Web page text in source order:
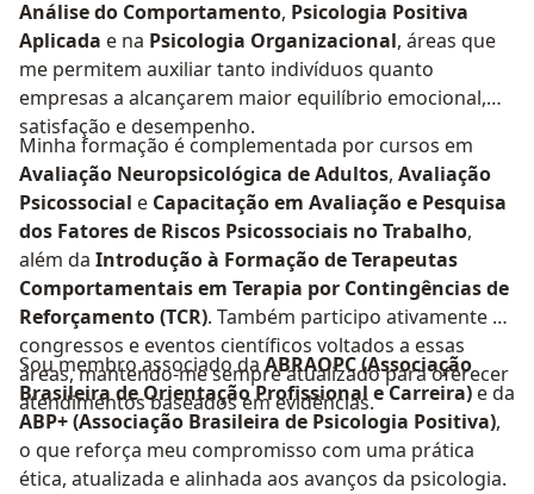
Análise do Comportamento, Psicologia Positiva
Aplicada e na Psicologia Organizacional, áreas que
me permitem auxiliar tanto indivíduos quanto
empresas a alcançarem maior equilíbrio emocional,
satisfação e desempenho.
Minha formação é complementada por cursos em
Avaliação Neuropsicológica de Adultos, Avaliação
Psicossocial e Capacitação em Avaliação e Pesquisa
dos Fatores de Riscos Psicossociais no Trabalho,
além da Introdução à Formação de Terapeutas
Comportamentais em Terapia por Contingências de
Reforçamento (TCR). Também participo ativamente de
congressos e eventos científicos voltados a essas
áreas, mantendo-me sempre atualizado para oferecer
atendimentos baseados em evidências.
Sou membro associado daABRAOPC (Associação
Brasileira de Orientação Profissional e Carreira) e da
ABP+ (Associação Brasileira de Psicologia Positiva),
o que reforça meu compromisso com uma prática
ética, atualizada e alinhada aos avanços da psicologia.